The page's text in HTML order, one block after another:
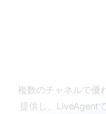
複数のチャネルで優
提供し、LiveAgent